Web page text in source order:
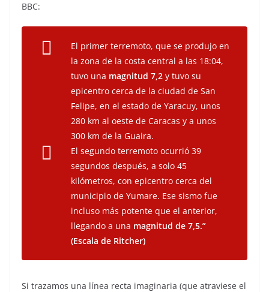
BBC:
El primer terremoto, que se produjo en
la zona de la costa central a las 18:04,
tuvo una magnitud 7,2 y tuvo su
epicentro cerca de la ciudad de San
Felipe, en el estado de Yaracuy, unos
280 km al oeste de Caracas y a unos
300 km de la Guaira.
El segundo terremoto ocurrió 39
segundos después, a solo 45
kilómetros, con epicentro cerca del
municipio de Yumare. Ese sismo fue
incluso más potente que el anterior,
llegando a una magnitud de 7,5.”
(Escala de Ritcher)
Si trazamos una línea recta imaginaria (que atraviese el